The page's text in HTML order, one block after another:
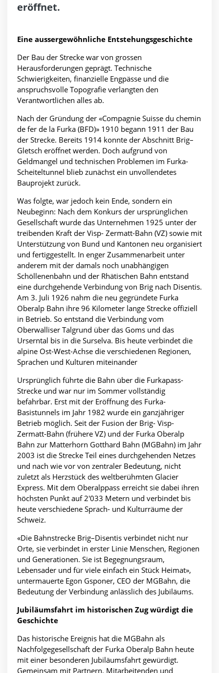
eröffnet.
Eine aussergewöhnliche Entstehungsgeschichte
Der Bau der Strecke war von grossen
Herausforderungen geprägt. Technische
Schwierigkeiten, finanzielle Engpässe und die
anspruchsvolle Topografie verlangten den
Verantwortlichen alles ab.
Nach der Gründung der «Compagnie Suisse du chemin
de fer de la Furka (BFD)» 1910 begann 1911 der Bau
der Strecke. Bereits 1914 konnte der Abschnitt Brig–
Gletsch eröffnet werden. Doch aufgrund von
Geldmangel und technischen Problemen im Furka-
Scheiteltunnel blieb zunächst ein unvollendetes
Bauprojekt zurück.
Was folgte, war jedoch kein Ende, sondern ein
Neubeginn: Nach dem Konkurs der ursprünglichen
Gesellschaft wurde das Unternehmen 1925 unter der
treibenden Kraft der Visp- Zermatt-Bahn (VZ) sowie mit
Unterstützung von Bund und Kantonen neu organisiert
und fertiggestellt. In enger Zusammenarbeit unter
anderem mit der damals noch unabhängigen
Schöllenenbahn und der Rhätischen Bahn entstand
eine durchgehende Verbindung von Brig nach Disentis.
Am 3. Juli 1926 nahm die neu gegründete Furka
Oberalp Bahn ihre 96 Kilometer lange Strecke offiziell
in Betrieb. So entstand die Verbindung vom
Oberwalliser Talgrund über das Goms und das
Urserntal bis in die Surselva. Bis heute verbindet die
alpine Ost-West-Achse die verschiedenen Regionen,
Sprachen und Kulturen miteinander
Ursprünglich führte die Bahn über die Furkapass-
Strecke und war nur im Sommer vollständig
befahrbar. Erst mit der Eröffnung des Furka-
Basistunnels im Jahr 1982 wurde ein ganzjähriger
Betrieb möglich. Seit der Fusion der Brig- Visp-
Zermatt-Bahn (frühere VZ) und der Furka Oberalp
Bahn zur Matterhorn Gotthard Bahn (MGBahn) im Jahr
2003 ist die Strecke Teil eines durchgehenden Netzes
und nach wie vor von zentraler Bedeutung, nicht
zuletzt als Herzstück des weltberühmten Glacier
Express. Mit dem Oberalppass erreicht sie dabei ihren
höchsten Punkt auf 2'033 Metern und verbindet bis
heute verschiedene Sprach- und Kulturräume der
Schweiz.
«Die Bahnstrecke Brig–Disentis verbindet nicht nur
Orte, sie verbindet in erster Linie Menschen, Regionen
und Generationen. Sie ist Begegnungsraum,
Lebensader und für viele einfach ein Stück Heimat»,
untermauerte Egon Gsponer, CEO der MGBahn, die
Bedeutung der Verbindung anlässlich des Jubiläums.
Jubiläumsfahrt im historischen Zug würdigt die
Geschichte
Das historische Ereignis hat die MGBahn als
Nachfolgegesellschaft der Furka Oberalp Bahn heute
mit einer besonderen Jubiläumsfahrt gewürdigt.
Gemeinsam mit Partnern, Mitarbeitenden und